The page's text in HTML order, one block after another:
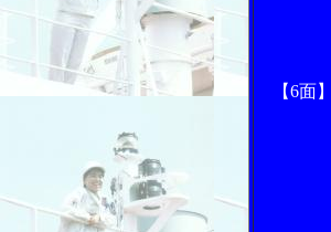
【6面】